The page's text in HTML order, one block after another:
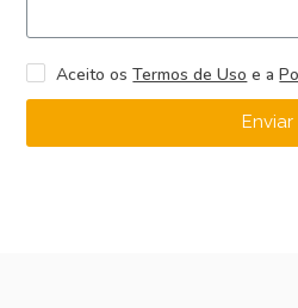
Aceito osTermos de Uso e a
Enviar